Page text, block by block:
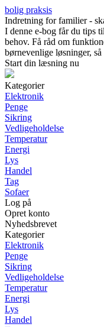
bolig praksis
Indretning for familier -
I denne e-bog får du tips
behov. Få råd om
børnevenlige løsninger,
Start din læsning nu
Kategorier
Elektronik
Penge
Sikring
Vedligeholdelse
Temperatur
Energi
Lys
Handel
Tag
Sofaer
Log på
Opret konto
Nyhedsbrevet
Kategorier
Elektronik
Penge
Sikring
Vedligeholdelse
Temperatur
Energi
Lys
Handel